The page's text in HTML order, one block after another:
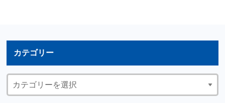
カテゴリー